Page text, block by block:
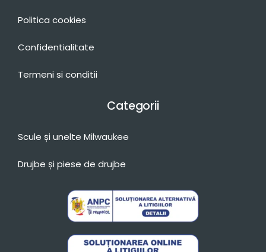
Politica cookies
Confidentialitate
Termeni si conditii
Categorii
Scule și unelte Milwaukee
Drujbe și piese de drujbe